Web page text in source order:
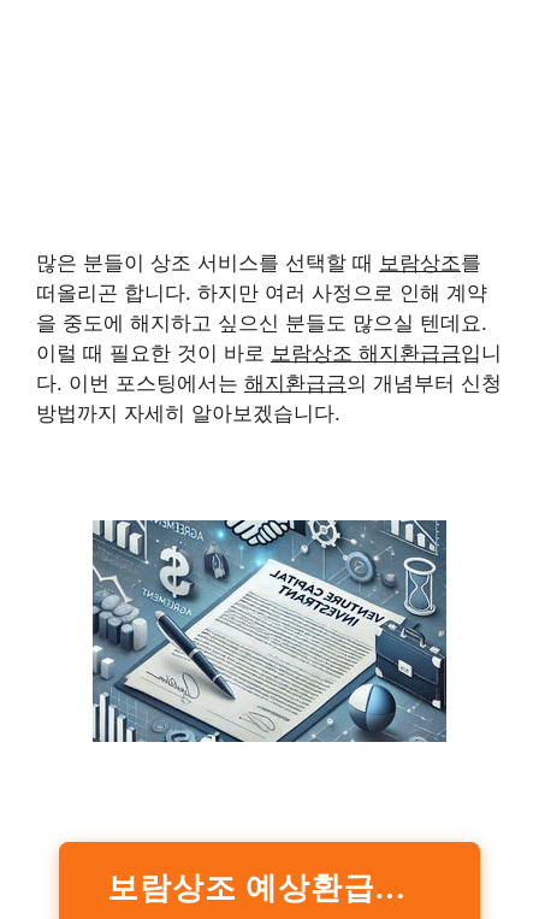
많은 분들이 상조 서비스를 선택할 때 보람상조를
떠올리곤 합니다. 하지만 여러 사정으로 인해 계약
을 중도에 해지하고 싶으신 분들도 많으실 텐데요.
이럴 때 필요한 것이 바로 보람상조 해지환급금입니
다. 이번 포스팅에서는 해지환급금의 개념부터 신청
방법까지 자세히 알아보겠습니다.
보람상조 예상환급금 계산하기